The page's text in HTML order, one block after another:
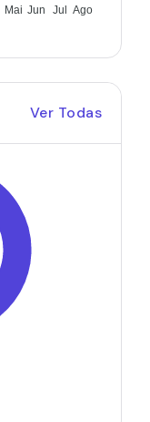
Mai Jun Jul Ago
Ver Todas